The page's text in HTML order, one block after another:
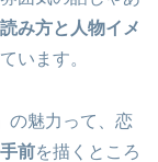
み方と人物イメ
います。
の魅力って、恋
前を描くところ